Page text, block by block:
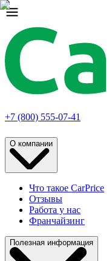
+7 (800) 555-07-41
О компании
Что такое CarPrice
Отзывы
Работа у нас
Франчайзинг
Полезная информация